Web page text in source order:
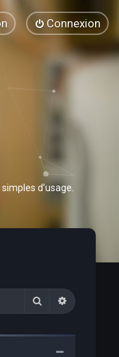
Connexion
d’usage.
Rechercher